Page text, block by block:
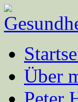
Über